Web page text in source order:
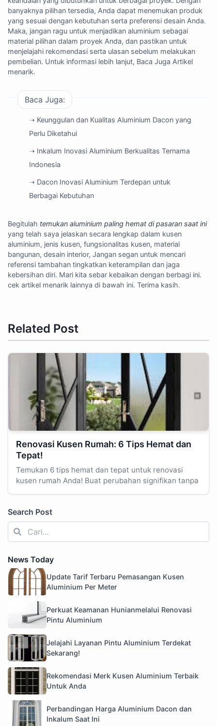
banyaknya pilihan tersedia, Anda dapat menemukan produk
yang sesuai dengan kebutuhan serta preferensi desain Anda.
Maka, jangan ragu untuk menjadikan aluminium sebagai
material pilihan dalam proyek Anda, dan pastikan untuk
menjelajahi rekomendasi serta ulasan sebelum melakukan
pembelian. Untuk informasi lebih lanjut, Baca Juga Artikel
menarik.
Baca Juga:
➝ Keunggulan dan Kualitas Aluminium Dacon yang
Perlu Diketahui
➝ Inkalum Inovasi Aluminium Berkualitas Ternama
Indonesia
➝ Dacon Inovasi Aluminium Terdepan untuk
Berbagai Kebutuhan
Begitulah temukan aluminium paling hemat di pasaran saat ini
yang telah saya jelaskan secara lengkap dalam kusen
aluminium, jenis kusen, fungsionalitas kusen, material
bangunan, desain interior, Jangan segan untuk mencari
referensi tambahan tingkatkan keterampilan dan jaga
kebersihan diri. Mari kita sebar kebaikan dengan berbagi ini.
cek artikel menarik lainnya di bawah ini. Terima kasih.
Related Post
Renovasi Kusen Rumah: 6 Tips Hemat dan
Tepat!
Temukan 6 tips hemat dan tepat untuk renovasi
kusen rumah Anda! Buat perubahan signifikan tanpa
Search Post
News Today
Update Tarif Terbaru Pemasangan Kusen
Aluminium Per Meter
Perkuat Keamanan Hunianmelalui Renovasi
Pintu Aluminium
Jelajahi Layanan Pintu Aluminium Terdekat
Sekarang!
Rekomendasi Merk Kusen Aluminium Terbaik
Untuk Anda
Perbandingan Harga Aluminium Dacon dan
Inkalum Saat Ini